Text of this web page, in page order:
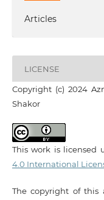
Articles
LICENSE
Copyright (c) 2024
Shakor
This work is licensed
4.0 International
The copyright of this